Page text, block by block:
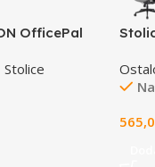
OfficePal
Stolice